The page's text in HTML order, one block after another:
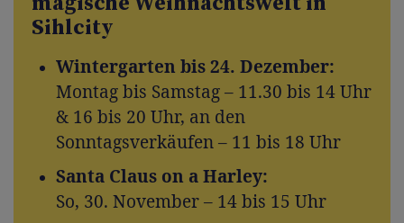
Sihlcity
Wintergarten bis 24. Dezember:
Montag bis Samstag – 11.30 bis 14 Uhr
& 16 bis 20 Uhr, an den
Sonntagsverkäufen – 11 bis 18 Uhr
Santa Claus on a Harley:
So, 30. November – 14 bis 15 Uhr